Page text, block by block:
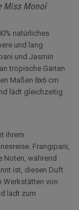
Miss Monoï
natürliches
und lang
und Jasmin
tropische Gärten
Maßen 8x6 cm
lädt gleichzeitig
ihrem
Frangipani,
Noten, während
ist, diesen Duft
Werkstätten von
lädt zum